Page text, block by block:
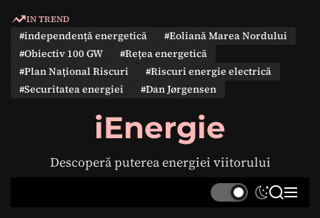
IN TREND
#independență energetică
#Eoliană Marea Nordului
#Obiectiv 100 GW
#Rețea energetică
#Plan Național Riscuri
#Riscuri energie electrică
#Securitatea energiei
#Dan Jørgensen
iEnergie
Descoperă puterea energiei viitorului
S
S M